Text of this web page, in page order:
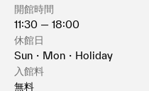
開館時間
11:30 — 18:00
休館日
Sun・Mon・Holiday
入館料
無料